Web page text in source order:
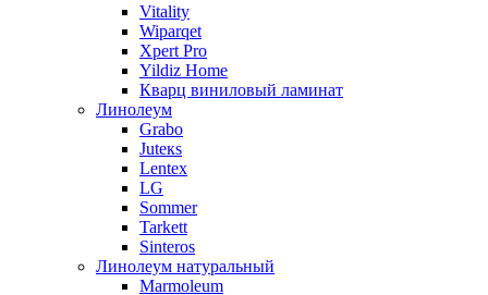
Vitality
Wiparqet
Xpert Pro
Yildiz Home
Кварц виниловый ламинат
Линолеум
Grabo
Juteкs
Lentex
LG
Sommer
Tarkett
Sinteros
Линолеум натуральный
Marmoleum